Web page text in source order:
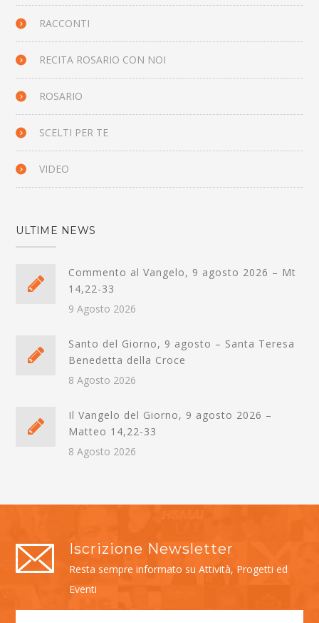
RACCONTI
RECITA ROSARIO CON NOI
ROSARIO
SCELTI PER TE
VIDEO
ULTIME NEWS
Commento al Vangelo, 9 agosto 2026 – Mt
14,22-33
9 Agosto 2026
Santo del Giorno, 9 agosto – Santa Teresa
Benedetta della Croce
8 Agosto 2026
Il Vangelo del Giorno, 9 agosto 2026 –
Matteo 14,22-33
8 Agosto 2026
Iscrizione Newsletter
Resta sempre informato su Attività, Progetti ed
Eventi